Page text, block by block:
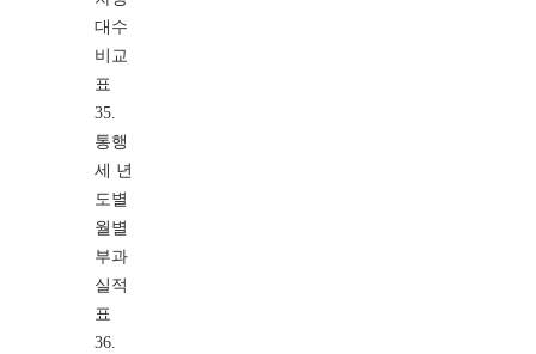
대수
비교
표
35.
통행
세 년
도별
월별
부과
실적
표
36.